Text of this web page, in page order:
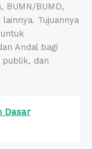
BUMD,
Tujuannya
Andal bagi
dan
Dasar